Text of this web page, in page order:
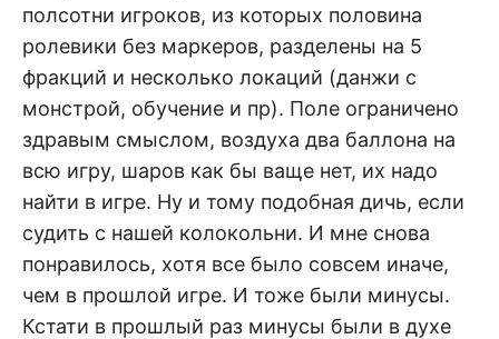
полсотни игроков, из которых половина
ролевики без маркеров, разделены на 5
фракций и несколько локаций (данжи с
монстрой, обучение и пр). Поле ограничено
здравым смыслом, воздуха два баллона на
всю игру, шаров как бы ваще нет, их надо
найти в игре. Ну и тому подобная дичь, если
судить с нашей колокольни. И мне снова
понравилось, хотя все было совсем иначе,
чем в прошлой игре. И тоже были минусы.
Кстати в прошлый раз минусы были в духе